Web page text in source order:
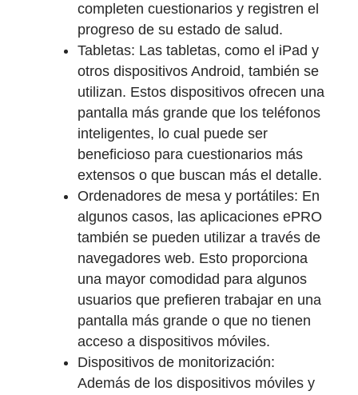
completen cuestionarios y registren el
progreso de su estado de salud.
Tabletas: Las tabletas, como el iPad y
otros dispositivos Android, también se
utilizan. Estos dispositivos ofrecen una
pantalla más grande que los teléfonos
inteligentes, lo cual puede ser
beneficioso para cuestionarios más
extensos o que buscan más el detalle.
Ordenadores de mesa y portátiles: En
algunos casos, las aplicaciones ePRO
también se pueden utilizar a través de
navegadores web. Esto proporciona
una mayor comodidad para algunos
usuarios que prefieren trabajar en una
pantalla más grande o que no tienen
acceso a dispositivos móviles.
Dispositivos de monitorización:
Además de los dispositivos móviles y